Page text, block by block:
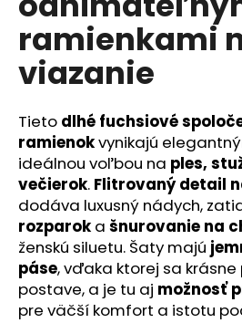
ramienkami
viazanie
Tieto dlhé fuchsiové
ramienokvynikajú
ideálnou voľbou na ples,
večierok. Flitrovaný detail
dodáva luxusný nádych,
rozparok a šnurovanie na
ženskú siluetu. Šaty majú
páse, vďaka ktorej sa
postave, a je tu aj možnosť
pre väčší komfort a istotu
a
m
e